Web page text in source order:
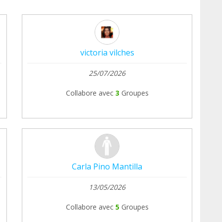
victoria vilches
25/07/2026
Collabore avec 3 Groupes
Carla Pino Mantilla
13/05/2026
Collabore avec 5 Groupes